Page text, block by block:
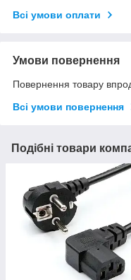
Всі умови оплати
Умови повернення
Повернення товару
Всі умови повернення
Подібні товари